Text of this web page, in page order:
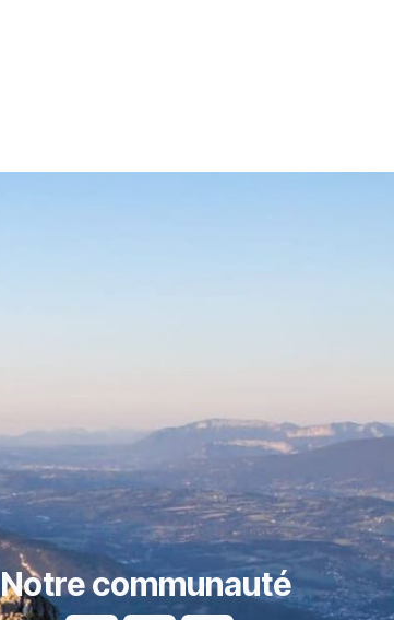
Notre communauté